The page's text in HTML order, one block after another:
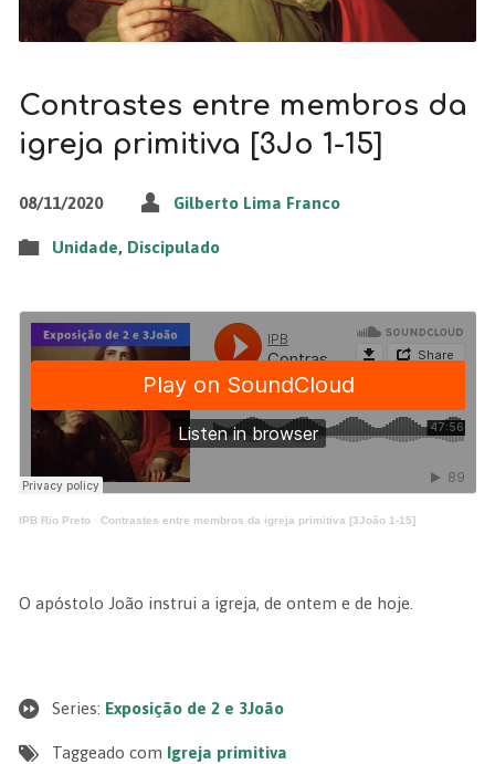
Contrastes entre membros da
igreja primitiva [3Jo 1-15]
08/11/2020 Gilberto Lima Franco
Unidade, Discipulado
IPB Rio Preto· Contrastes entre membros da igreja primitiva [3João 1-15]
O apóstolo João instrui a igreja, de ontem e de hoje.
Series: Exposição de 2 e 3João
Taggeado com Igreja primitiva